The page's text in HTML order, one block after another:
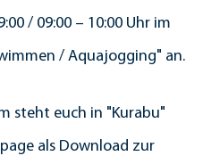
/ 09:00 – 10:00 Uhr im
/ Aquajogging" an.
steht euch in "Kurabu"
als Download zur